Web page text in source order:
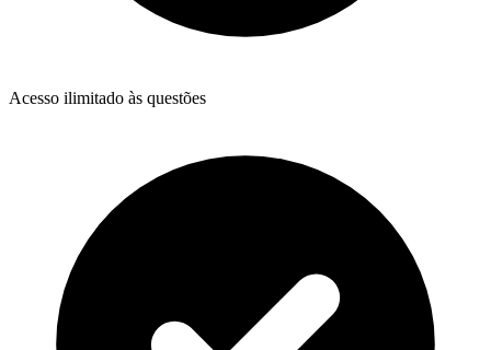
Acesso ilimitado às questões